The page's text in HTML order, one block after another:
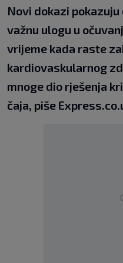
Novi dokazi
važnu ulogu u
vrijeme kada raste
kardiovaskularnog
mnoge dio rješenja
čaja, piše